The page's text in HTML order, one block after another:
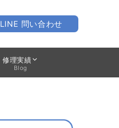
LINE 問い合わせ
修理実績
Blog